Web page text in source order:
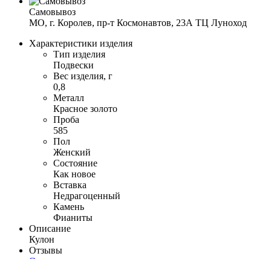
Самовывоз
МО, г. Королев, пр-т Космонавтов, 23А ТЦ Луноход
Характеристики изделия
Тип изделия
Подвески
Вес изделия, г
0,8
Металл
Красное золото
Проба
585
Пол
Женский
Состояние
Как новое
Вставка
Недрагоценный
Камень
Фианиты
Описание
Кулон
Отзывы